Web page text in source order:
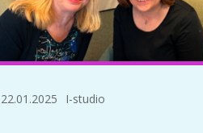
22.01.2025 I-studio